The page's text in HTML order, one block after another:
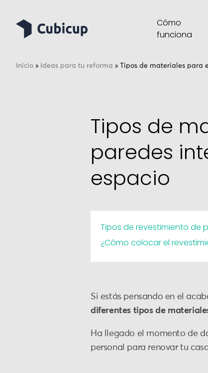
Cómo
funciona
Inicio » Ideas para tu reforma » Tipos de materiales para
Tipos de
paredes
espacio
Tipos de revestimiento de
¿Cómo colocar el
Si estás pensando en el
diferentes tipos de
Ha llegado el momento de
personal para renovar tu